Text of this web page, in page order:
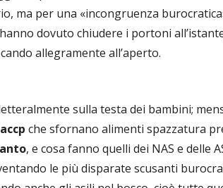
ma per una «incongruenza
dovuto chiudere i portoni
allegramente all’aperto.
sulla testa dei bambini;
che sfornano alimenti spazzatura
, e cosa fanno quelli dei NAS e delle
le più disparate scusanti